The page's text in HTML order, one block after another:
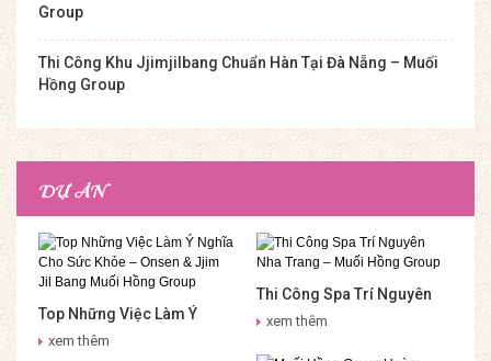
Group
Thi Công Khu Jjimjilbang Chuẩn Hàn Tại Đà Nẵng – Muối
Hồng Group
DỰ ÁN
Top Những Việc Làm Ý
Nghĩa Cho Sức Khỏe –
xem thêm
Thi Công Spa Trí Nguyên
Nha Trang – Muối Hồng
xem thêm